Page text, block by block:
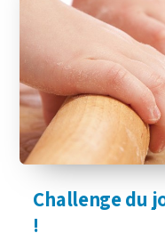
Challenge du
!